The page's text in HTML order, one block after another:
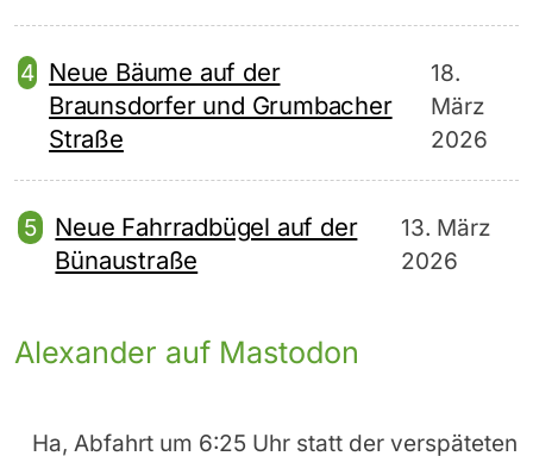
Neue Bäume auf der
Braunsdorfer und Grumbacher
Straße
18.
März
2026
Neue Fahrradbügel auf der
Bünaustraße
13. März
2026
Alexander auf Mastodon
Ha, Abfahrt um 6:25 Uhr statt der verspäteten